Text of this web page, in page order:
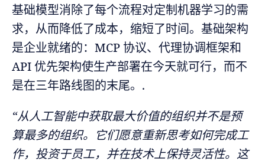
基础模型消除了每个流程对定制机器学习的需
求，从而降低了成本，缩短了时间。基础架构
是企业就绪的：MCP 协议、代理协调框架和
API 优先架构使生产部署在今天就可行，而不
是在三年路线图的末尾。.
“从人工智能中获取最大价值的组织并不是预
算最多的组织。它们愿意重新思考如何完成工
作，投资于员工，并在技术上保持灵活性。这